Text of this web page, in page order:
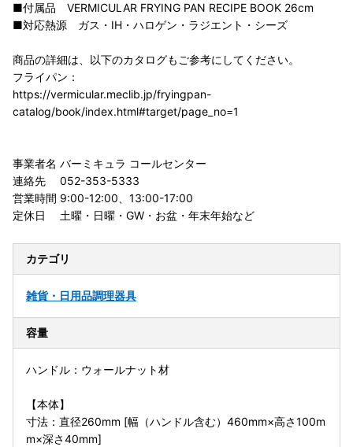
■付属品 VERMICULAR FRYING PAN RECIPE BOOK 26cm
■対応熱源 ガス・IH・ハロゲン・ラジエント・シーズ
商品の詳細は、以下のカタログもご参考にしてください。
フライパン：
https://vermicular.meclib.jp/fryingpan-
catalog/book/index.html#target/page_no=1
事業者名 バーミキュラ コールセンター
連絡先 052-353-5333
営業時間 9:00-12:00、13:00-17:00
定休日 土曜・日曜・GW・お盆・年末年始など
カテゴリ
雑貨・日用品調理器具
容量
ハンドル：ウォールナット材
【本体】
寸法：直径260mm [幅（ハンドル含む）460mm×高さ100m
m×深さ40mm]